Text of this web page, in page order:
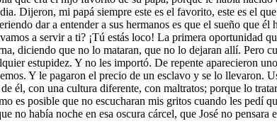
Dijeron, mi papá siempre este es el favorito, este es el
dar a entender a sus hermanos es que el sueño que
a servir a ti? ¡Tú estás loco! La primera oportunidad
diciendo que no lo mataran, que no lo dejaran allí. Pero
estupidez. Y no les importó. De repente aparecieron
Y le pagaron el precio de un esclavo y se lo
él, con una cultura diferente, con maltratos; porque lo
es posible que no escucharan mis gritos cuando les pedí
no había noche en esa oscura cárcel, que José no pensara